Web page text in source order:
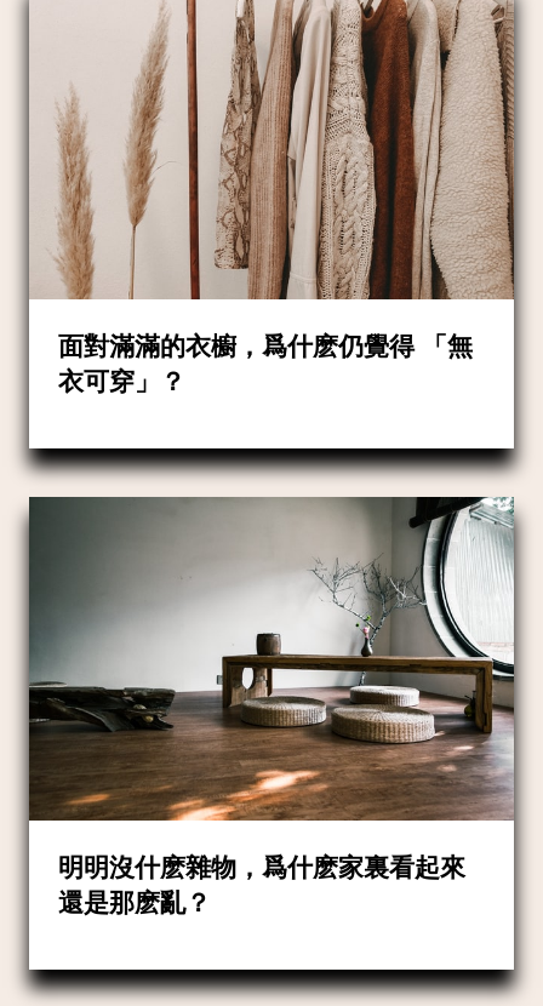
面對滿滿的衣櫥，爲什麽仍覺得 「無
衣可穿」？
明明沒什麽雜物，爲什麽家裏看起來
還是那麽亂？